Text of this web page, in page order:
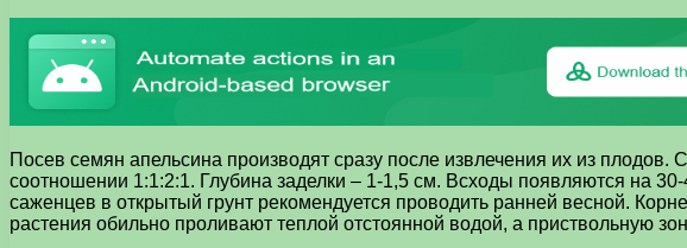
Посев семян апельсина производят сразу после извлечения их из
соотношении 1:1:2:1. Глубина заделки – 1-1,5 см. Всходы появляются на
саженцев в открытый грунт рекомендуется проводить ранней весной.
растения обильно проливают теплой отстоянной водой, а приствольную